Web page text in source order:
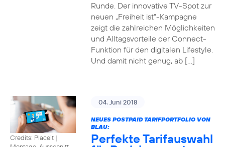
Runde. Der innovative TV-Spot zur
neuen „Freiheit ist“-Kampagne
zeigt die zahlreichen Möglichkeiten
und Alltagsvorteile der Connect-
Funktion für den digitalen Lifestyle.
Und damit nicht genug, ab […]
Credits: Placeit |
04. Juni 2018
NEUES POSTPAID TARIFPORTFOLIO VON
BLAU:
Perfekte Tarifauswahl